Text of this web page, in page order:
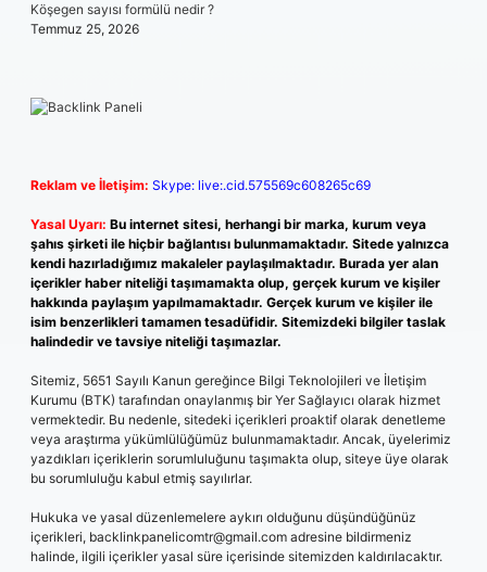
Köşegen sayısı formülü nedir ?
Temmuz 25, 2026
Reklam ve İletişim: Skype: live:.cid.575569c608265c69
Yasal Uyarı: Bu internet sitesi, herhangi bir marka, kurum veya
şahıs şirketi ile hiçbir bağlantısı bulunmamaktadır. Sitede yalnızca
kendi hazırladığımız makaleler paylaşılmaktadır. Burada yer alan
içerikler haber niteliği taşımamakta olup, gerçek kurum ve kişiler
hakkında paylaşım yapılmamaktadır. Gerçek kurum ve kişiler ile
isim benzerlikleri tamamen tesadüfidir. Sitemizdeki bilgiler taslak
halindedir ve tavsiye niteliği taşımazlar.
Sitemiz, 5651 Sayılı Kanun gereğince Bilgi Teknolojileri ve İletişim
Kurumu (BTK) tarafından onaylanmış bir Yer Sağlayıcı olarak hizmet
vermektedir. Bu nedenle, sitedeki içerikleri proaktif olarak denetleme
veya araştırma yükümlülüğümüz bulunmamaktadır. Ancak, üyelerimiz
yazdıkları içeriklerin sorumluluğunu taşımakta olup, siteye üye olarak
bu sorumluluğu kabul etmiş sayılırlar.
Hukuka ve yasal düzenlemelere aykırı olduğunu düşündüğünüz
içerikleri, backlinkpanelicomtr@gmail.com adresine bildirmeniz
halinde, ilgili içerikler yasal süre içerisinde sitemizden kaldırılacaktır.